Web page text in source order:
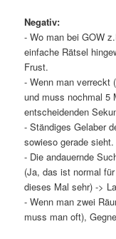
Negativ:
- Wo man bei GOW
einfache Rätsel
Frust.
- Wenn man verreckt
und muss nochmal 5
entscheidenden
- Ständiges Gelaber
sowieso gerade
- Die andauernde
(Ja, das ist normal
dieses Mal sehr) ->
- Wenn man zwei
muss man oft),